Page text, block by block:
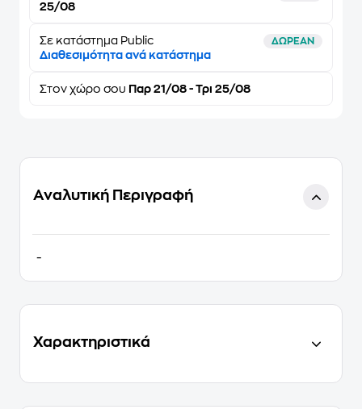
25/08
Σε κατάστημα Public ΔΩΡΕΑΝ
Διαθεσιμότητα ανά κατάστημα
Στον χώρο σου Παρ 21/08 - Τρι 25/08
Αναλυτική Περιγραφή
-
Χαρακτηριστικά